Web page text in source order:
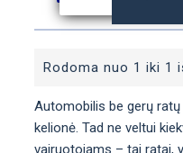
Rodoma nuo 1 iki 1
Automobilis be gerų ratų
kelionė. Tad ne veltui
vairuotojams – tai ratai,